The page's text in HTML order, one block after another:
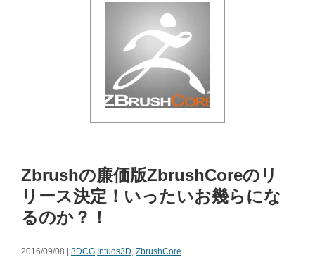
Zbrushの廉価版ZbrushCoreのリ
リース決定！いったいお幾らにな
るのか？！
2016/09/08 | 3DCG Intuos3D, ZbrushCore